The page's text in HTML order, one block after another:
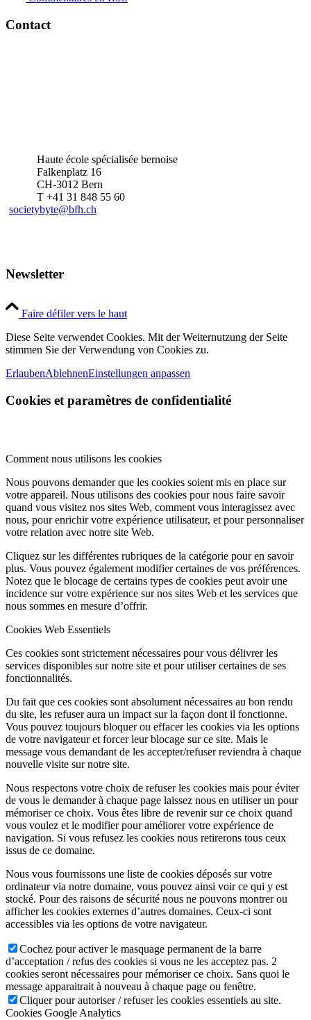
Contact
Haute école spécialisée bernoise
Falkenplatz 16
CH-3012 Bern
T +41 31 848 55 60
societybyte@bfh.ch
Newsletter
Faire défiler vers le haut
Diese Seite verwendet Cookies. Mit der Weiternutzung der Seite
stimmen Sie der Verwendung von Cookies zu.
ErlaubenAblehnenEinstellungen anpassen
Cookies et paramètres de confidentialité
Comment nous utilisons les cookies
Nous pouvons demander que les cookies soient mis en place sur
votre appareil. Nous utilisons des cookies pour nous faire savoir
quand vous visitez nos sites Web, comment vous interagissez avec
nous, pour enrichir votre expérience utilisateur, et pour personnaliser
votre relation avec notre site Web.
Cliquez sur les différentes rubriques de la catégorie pour en savoir
plus. Vous pouvez également modifier certaines de vos préférences.
Notez que le blocage de certains types de cookies peut avoir une
incidence sur votre expérience sur nos sites Web et les services que
nous sommes en mesure d’offrir.
Cookies Web Essentiels
Ces cookies sont strictement nécessaires pour vous délivrer les
services disponibles sur notre site et pour utiliser certaines de ses
fonctionnalités.
Du fait que ces cookies sont absolument nécessaires au bon rendu
du site, les refuser aura un impact sur la façon dont il fonctionne.
Vous pouvez toujours bloquer ou effacer les cookies via les options
de votre navigateur et forcer leur blocage sur ce site. Mais le
message vous demandant de les accepter/refuser reviendra à chaque
nouvelle visite sur notre site.
Nous respectons votre choix de refuser les cookies mais pour éviter
de vous le demander à chaque page laissez nous en utiliser un pour
mémoriser ce choix. Vous êtes libre de revenir sur ce choix quand
vous voulez et le modifier pour améliorer votre expérience de
navigation. Si vous refusez les cookies nous retirerons tous ceux
issus de ce domaine.
Nous vous fournissons une liste de cookies déposés sur votre
ordinateur via notre domaine, vous pouvez ainsi voir ce qui y est
stocké. Pour des raisons de sécurité nous ne pouvons montrer ou
afficher les cookies externes d’autres domaines. Ceux-ci sont
accessibles via les options de votre navigateur.
Cochez pour activer le masquage permanent de la barre
d’acceptation / refus des cookies si vous ne les acceptez pas. 2
cookies seront nécessaires pour mémoriser ce choix. Sans quoi le
message apparaitrait à nouveau à chaque page ou fenêtre.
Cliquer pour autoriser / refuser les cookies essentiels au site.
Cookies Google Analytics